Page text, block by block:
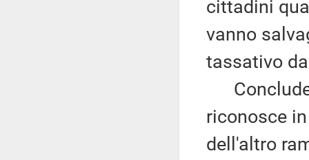
cittadini
vanno
tassativo
Conclude
riconosce
dell'altro